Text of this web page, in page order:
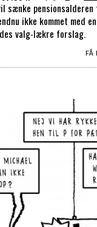
sænke
ikke kommet med
valg-lækre forslag.
FÅ